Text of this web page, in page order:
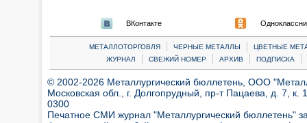
ВКонтакте
МЕТАЛЛОТОРГОВЛЯ | ЧЕРНЫЕ МЕТАЛЛЫ |
ЦВЕТНЫЕ
ЖУРНАЛ
| СВЕЖИЙ НОМЕР | АРХИВ | ПОДПИСКА |
© 2002-2026 Металлургический бюллетень, ООО
Московская обл., г. Долгопрудный, пр-т Пацаева, д. 7,
0300
Печатное СМИ журнал "Металлургический бюллетень"